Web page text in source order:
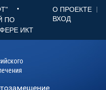
•
ПО
ИКТ
О ПРОЕКТЕ
ВХОД